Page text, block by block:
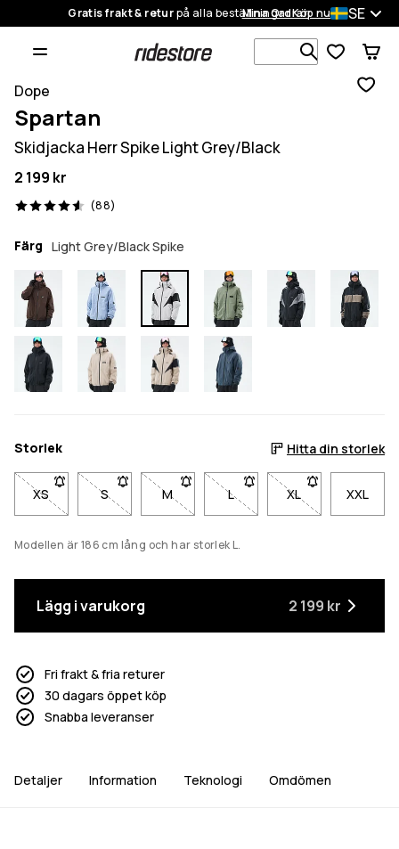
Gratis frakt & returpå alla beställningarKöp nu
Mina Ordrar SE
Sök bland
Dope
Spartan
Skidjacka Herr Spike Light Grey/Black
2 199 kr
(88)
88 recensioner, 4.6/5
Färg Light Grey/Black Spike
Storlek Hitta din storlek
XS- Storlek XS är inte tillgänglig. Klicka för att bli meddelad när
S- Storlek S är inte tillgänglig. Klicka för att bli
M- Storlek M är inte tillgänglig. Klicka för
L- Storlek L är inte tillgänglig.
XL- Storlek XL är
XXL
Modellen är 186 cm lång och har storlek L.
Lägg i varukorg 2 199 kr
Fri frakt & fria returer
30 dagars öppet köp
Snabba leveranser
Detaljer Information Teknologi Omdömen